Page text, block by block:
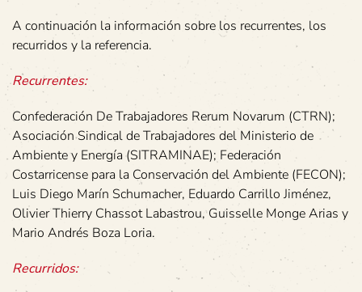
A continuación la información sobre los recurrentes, los
recurridos y la referencia.
Recurrentes:
Confederación De Trabajadores Rerum Novarum (CTRN);
Asociación Sindical de Trabajadores del Ministerio de
Ambiente y Energía (SITRAMINAE); Federación
Costarricense para la Conservación del Ambiente (FECON);
Luis Diego Marín Schumacher, Eduardo Carrillo Jiménez,
Olivier Thierry Chassot Labastrou, Guisselle Monge Arias y
Mario Andrés Boza Loria.
Recurridos: